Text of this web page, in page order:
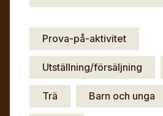
Prova-på-aktivitet
Utställning/försäljning
Trä Barn och unga